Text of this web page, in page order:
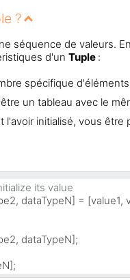
?
séquence de valeurs.
d'un Tuple :
spécifique
un tableau avec le
l'avoir initialisé, vous
its value
dataTypeN] = [value1,